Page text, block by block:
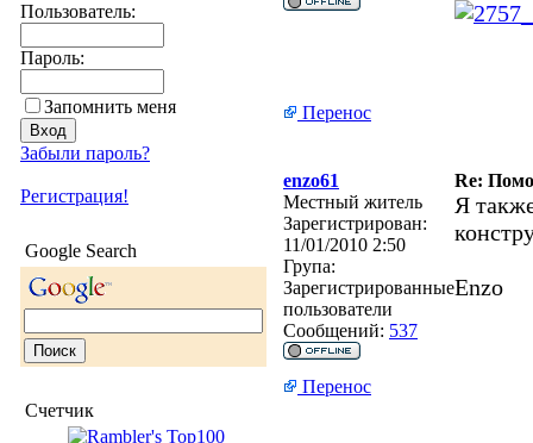
Пользователь:
Пароль:
Запомнить меня
Забыли пароль?
Регистрация!
Google Search
Счетчик
Перенос
enzo61
Re:
Местный житель
Зарегистрирован:
11/01/2010 2:50
Група:
Зарегистрированные
пользователи
Сообщений: 537
Я
Enzo
Перенос